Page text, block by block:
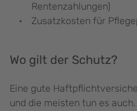
Rentenzahlungen)
Zusatzkosten für
Wo gilt der Schutz?
Eine gute
und die meisten tun es